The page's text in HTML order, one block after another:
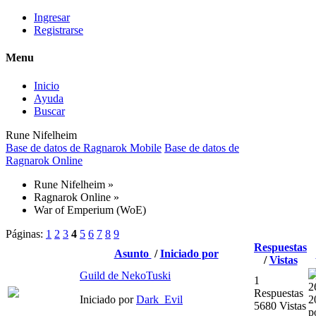
Ingresar
Registrarse
Menu
Inicio
Ayuda
Buscar
Rune Nifelheim
Base de datos de Ragnarok Mobile Base de datos de
Ragnarok Online
Rune Nifelheim »
Ragnarok Online »
War of Emperium (WoE)
Páginas: 1 2 3 4 5 6 7 8 9
Asunto /Iniciado por
Respuestas
/Vistas
Guild de NekoTuski
Iniciado porDark_Evil
1
Respuestas
5680 Vistas